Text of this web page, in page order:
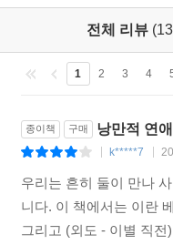
진보한 낭만적 비관주의는
우리의 낭만적인 삶은 슬
제안한다. 욕망은 너무 변덕
작가가 ‘사랑은 감정이 아
라비와 커스틴의 시행착오
알랭 드 보통은 말한다. 우
전체 리뷰
1 2 3 4
종이책 구매 낭만적 연
k*****7
우리는 흔히 둘이 만나
니다. 이 책에서는 이란
그리고 (외도 - 이별 직